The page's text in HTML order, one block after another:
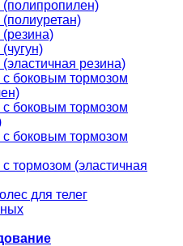
резина)
боковым тормозом
боковым тормозом
боковым тормозом
тормозом (эластичная
для телег